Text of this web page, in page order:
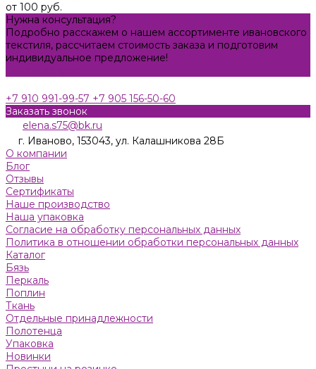
от 100 руб.
Нужна консультация?
Подробно расскажем о нашем ассортименте ивановского
текстиля, рассчитаем стоимость заказа и подготовим
индивидуальное предложение!
+7 910 991-99-57 +7 905 156-50-60
Заказать звонок
elena.s75@bk.ru
г. Иваново, 153043, ул. Калашникова 28Б
О компании
Блог
Отзывы
Сертификаты
Наше производство
Наша упаковка
Согласие на обработку персональных данных
Политика в отношении обработки персональных данных
Каталог
Бязь
Пeркaль
Поплин
Ткань
Отдельные принадлежности
Полотенца
Упаковка
Новинки